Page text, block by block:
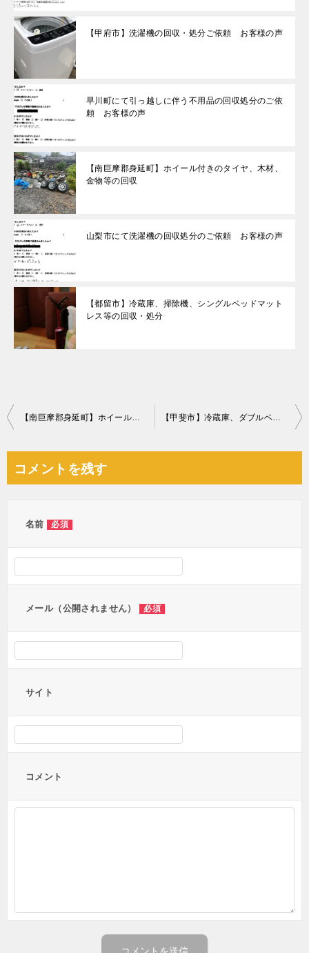
【甲府市】洗濯機の回収・処分ご依頼 お客様の声
早川町にて引っ越しに伴う不用品の回収処分のご依
頼 お客様の声
【南巨摩郡身延町】ホイール付きのタイヤ、木材、
金物等の回収
山梨市にて洗濯機の回収処分のご依頼 お客様の声
【都留市】冷蔵庫、掃除機、シングルベッドマット
レス等の回収・処分
投
ビ
【南巨摩郡身延町】ホイール付きのタイヤ、木材、金物等の回収 【甲斐市】冷蔵庫、ダブルベッドマットレス、洗濯機の回収・処分
コメントを残す
名前 必須
メール（公開されません） 必須
サイト
コメント